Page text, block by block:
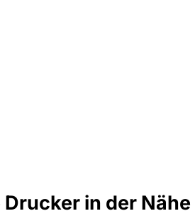
in der Nähe